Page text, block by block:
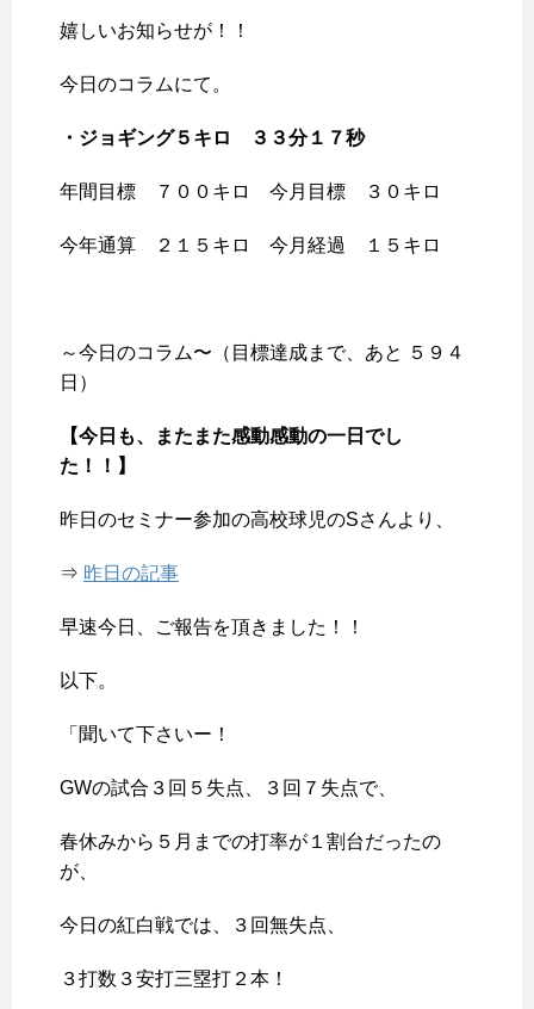
嬉しいお知らせが！！
今日のコラムにて。
・ジョギング５キロ ３３分１７秒
年間目標 ７００キロ 今月目標 ３０キロ
今年通算 ２１５キロ 今月経過 １５キロ
～今日のコラム〜（目標達成まで、あと ５９４
日）
【今日も、またまた感動感動の一日でし
た！！】
昨日のセミナー参加の高校球児のSさんより、
⇒ 昨日の記事
早速今日、ご報告を頂きました！！
以下。
「聞いて下さいー！
GWの試合３回５失点、３回７失点で、
春休みから５月までの打率が１割台だったの
が、
今日の紅白戦では、３回無失点、
３打数３安打三塁打２本！